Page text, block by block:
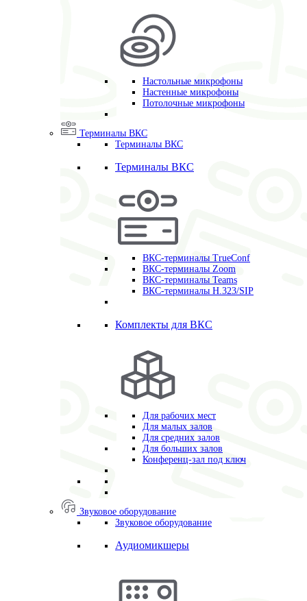
Настольные микрофоны
Настенные микрофоны
Потолочные микрофоны
Терминалы ВКС
Терминалы ВКС
Терминалы ВКС
ВКС-терминалы TrueConf
ВКС-терминалы Zoom
ВКС-терминалы Teams
ВКС-терминалы H.323/SIP
Комплекты для ВКС
Для рабочих мест
Для малых залов
Для средних залов
Для больших залов
Конференц-зал под ключ
Звуковое оборудование
Звуковое оборудование
Аудиомикшеры